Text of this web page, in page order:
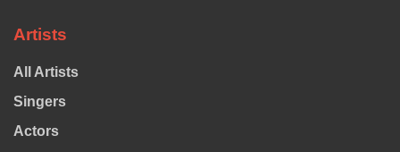
Artists
All Artists
Singers
Actors